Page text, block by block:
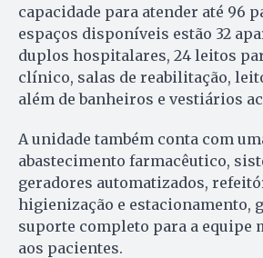
capacidade para atender até 96
espaços disponíveis estão 32
duplos hospitalares, 24 leitos
clínico, salas de reabilitação,
além de banheiros e vestiários
A unidade também conta com
abastecimento farmacêutico,
geradores automatizados,
higienização e estacionamento,
suporte completo para a equipe
aos pacientes.